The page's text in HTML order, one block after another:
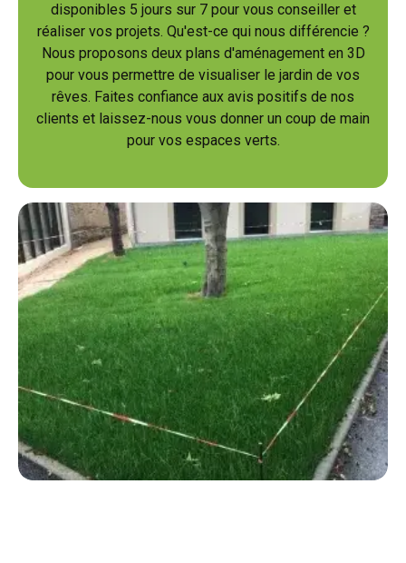
disponibles 5 jours sur 7 pour vous conseiller et
réaliser vos projets. Qu'est-ce qui nous différencie ?
Nous proposons deux plans d'aménagement en 3D
pour vous permettre de visualiser le jardin de vos
rêves. Faites confiance aux avis positifs de nos
clients et laissez-nous vous donner un coup de main
pour vos espaces verts.